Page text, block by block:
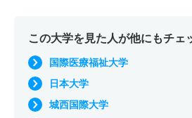
この大学を見た人が他にもチェ
国際医療福祉大学
日本大学
城西国際大学